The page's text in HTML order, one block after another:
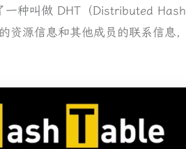
种叫做 DHT（Distributed
资源信息和其他成员的联系信息